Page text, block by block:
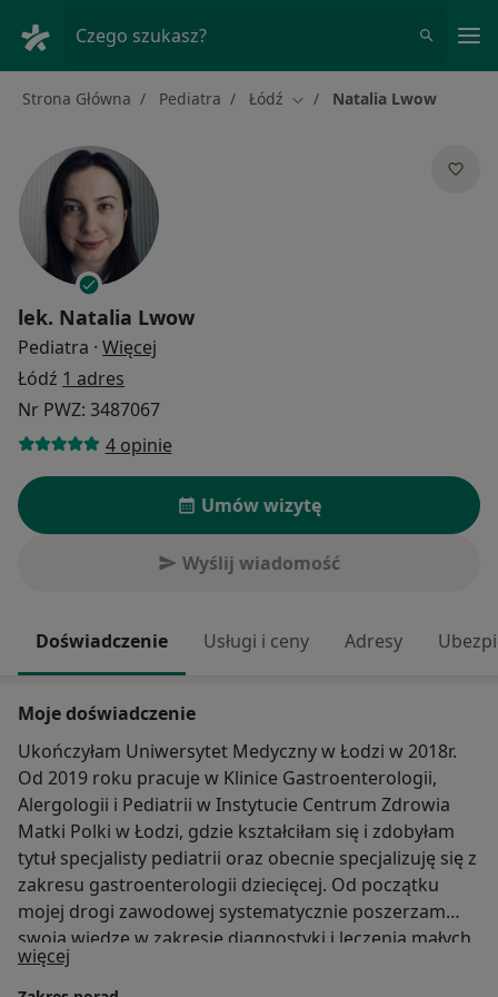
Czego szukasz?
Strona Główna Pediatra Łódź Zmień miasto
Natalia Lwow
lek. Natalia Lwow
Pediatra · Więcej
Łódź 1 adres
Nr PWZ: 3487067
4 opinie
Umów wizytę
Wyślij wiadomość
Doświadczenie Usługi i ceny Adresy
Moje doświadczenie
Ukończyłam Uniwersytet Medyczny w Łodzi w 2018r.
Od 2019 roku pracuje w Klinice Gastroenterologii,
Alergologii i Pediatrii w Instytucie Centrum Zdrowia
Matki Polki w Łodzi, gdzie kształciłam się i zdobyłam
tytuł specjalisty pediatrii oraz obecnie specjalizuję się z
zakresu gastroenterologii dziecięcej. Od początku
mojej drogi zawodowej systematycznie poszerzam
swoją wiedzę w zakresie diagnostyki i leczenia małych
pacjentów ze szczególnym uwzględnieniem chorób
przewodu pokarmowego. Regularnie uczestniczę w
więcej